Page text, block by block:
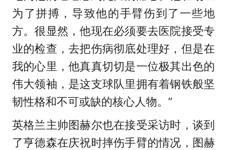
为了拼搏，导致他的手臂伤到了一些地
方。很显然，他现在必须要去医院接受专
业的检查，去把伤病彻底处理好，但是在
我的心里，他真真切切是一位极其出色的
伟大领袖，是这支球队里拥有着钢铁般坚
韧性格和不可或缺的核心人物。”
英格兰主帅图赫尔也在接受采访时，谈到
了亨德森在庆祝时摔伤手臂的情况，图赫